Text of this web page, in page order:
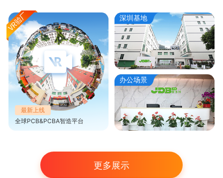
最新上线
全球PCB&PCBA智造平台
深圳基地
办公场景
更多展示